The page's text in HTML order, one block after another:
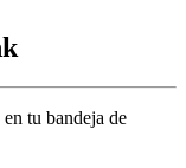
tu bandeja de